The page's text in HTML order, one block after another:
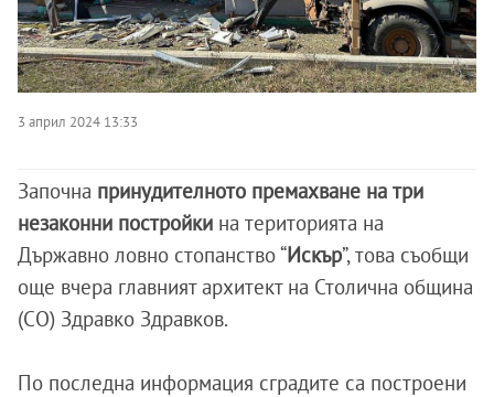
3 април 2024 13:33
Започна принудителното премахване на три
незаконни постройки на територията на
Държавно ловно стопанство “Искър”, това съобщи
още вчера главният архитект на Столична община
(СО) Здравко Здравков.
По последна информация сградите са построени